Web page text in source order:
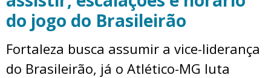
do jogo do Brasileirão
Fortaleza busca assumir a vice-liderança
do Brasileirão, já o Atlético-MG luta